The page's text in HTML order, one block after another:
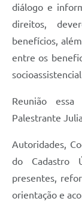
diálogo e
direitos,
benefícios,
entre os
Reunião
Palestrante
Autoridades,
do Cadastro
presentes,
orientação e